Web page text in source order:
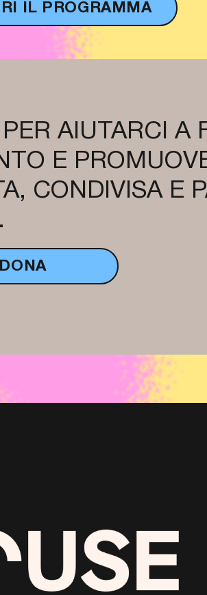
IL PROGRAMMA
AIUTARCI A
E
CONDIVISA E
DONA